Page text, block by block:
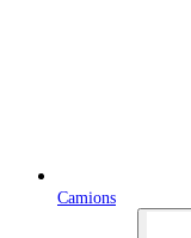
Camions